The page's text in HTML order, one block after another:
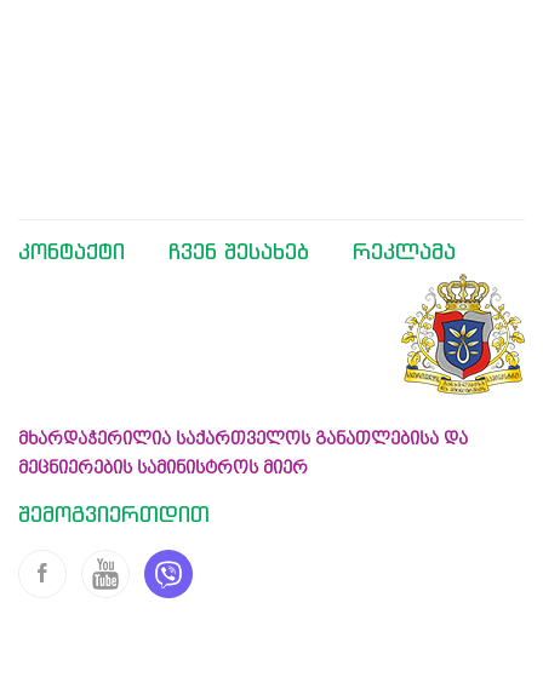
კონტაქტი ჩვენ შესახებ რეკლამა
მხარდაჭერილია საქართველოს განათლებისა და
მეცნიერების სამინისტროს მიერ
შემოგვიერთდით